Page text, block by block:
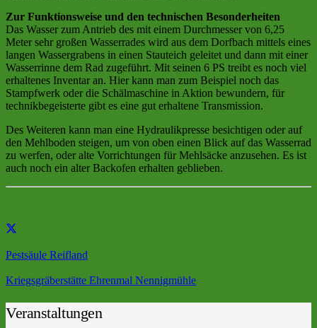
Zur Funktionsweise und den technischen Besonderheiten
Das Wasser zum Antrieb des mit einem Durchmesser von 6,25
Meter sehr großen Wasserrades wird aus dem Dorfbach mittels eines
langen Wassergrabens in einen Stauteich geleitet und dann mit einer
Wasserrinne dem Rad zugeführt. Mit seinen 6 PS treibt es noch viel
erhaltenes Inventar an. Hier kann man zum Beispiel noch das
Stampfwerk oder die Schälmaschine in Aktion bewundern, für
technikbegeisterte gibt es eine gut erhaltene Transmission.
Des Weiteren kann man eine Hydraulikpresse besichtigen oder auf
den Mehlboden steigen, um von oben einen Blick auf das Wasserrad
zu werfen, oder alte Vorrichtungen für Mehlsäcke anzusehen. Es ist
auch noch ein alter Backofen erhalten geblieben.
Pestsäule Reifland
Kriegsgräberstätte Ehrenmal Nennigmühle
Veranstaltungen